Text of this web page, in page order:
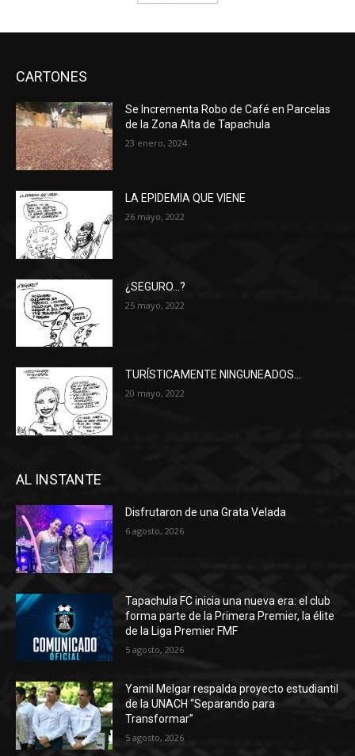
CARTONES
Se Incrementa Robo de Café en Parcelas
de la Zona Alta de Tapachula
23 enero, 2024
LA EPIDEMIA QUE VIENE
26 mayo, 2022
¿SEGURO…?
25 mayo, 2022
TURÍSTICAMENTE NINGUNEADOS…
20 mayo, 2022
AL INSTANTE
Disfrutaron de una Grata Velada
6 agosto, 2026
Tapachula FC inicia una nueva era: el club
forma parte de la Primera Premier, la élite
de la Liga Premier FMF
5 agosto, 2026
Yamil Melgar respalda proyecto estudiantil
de la UNACH “Separando para
Transformar”
5 agosto, 2026